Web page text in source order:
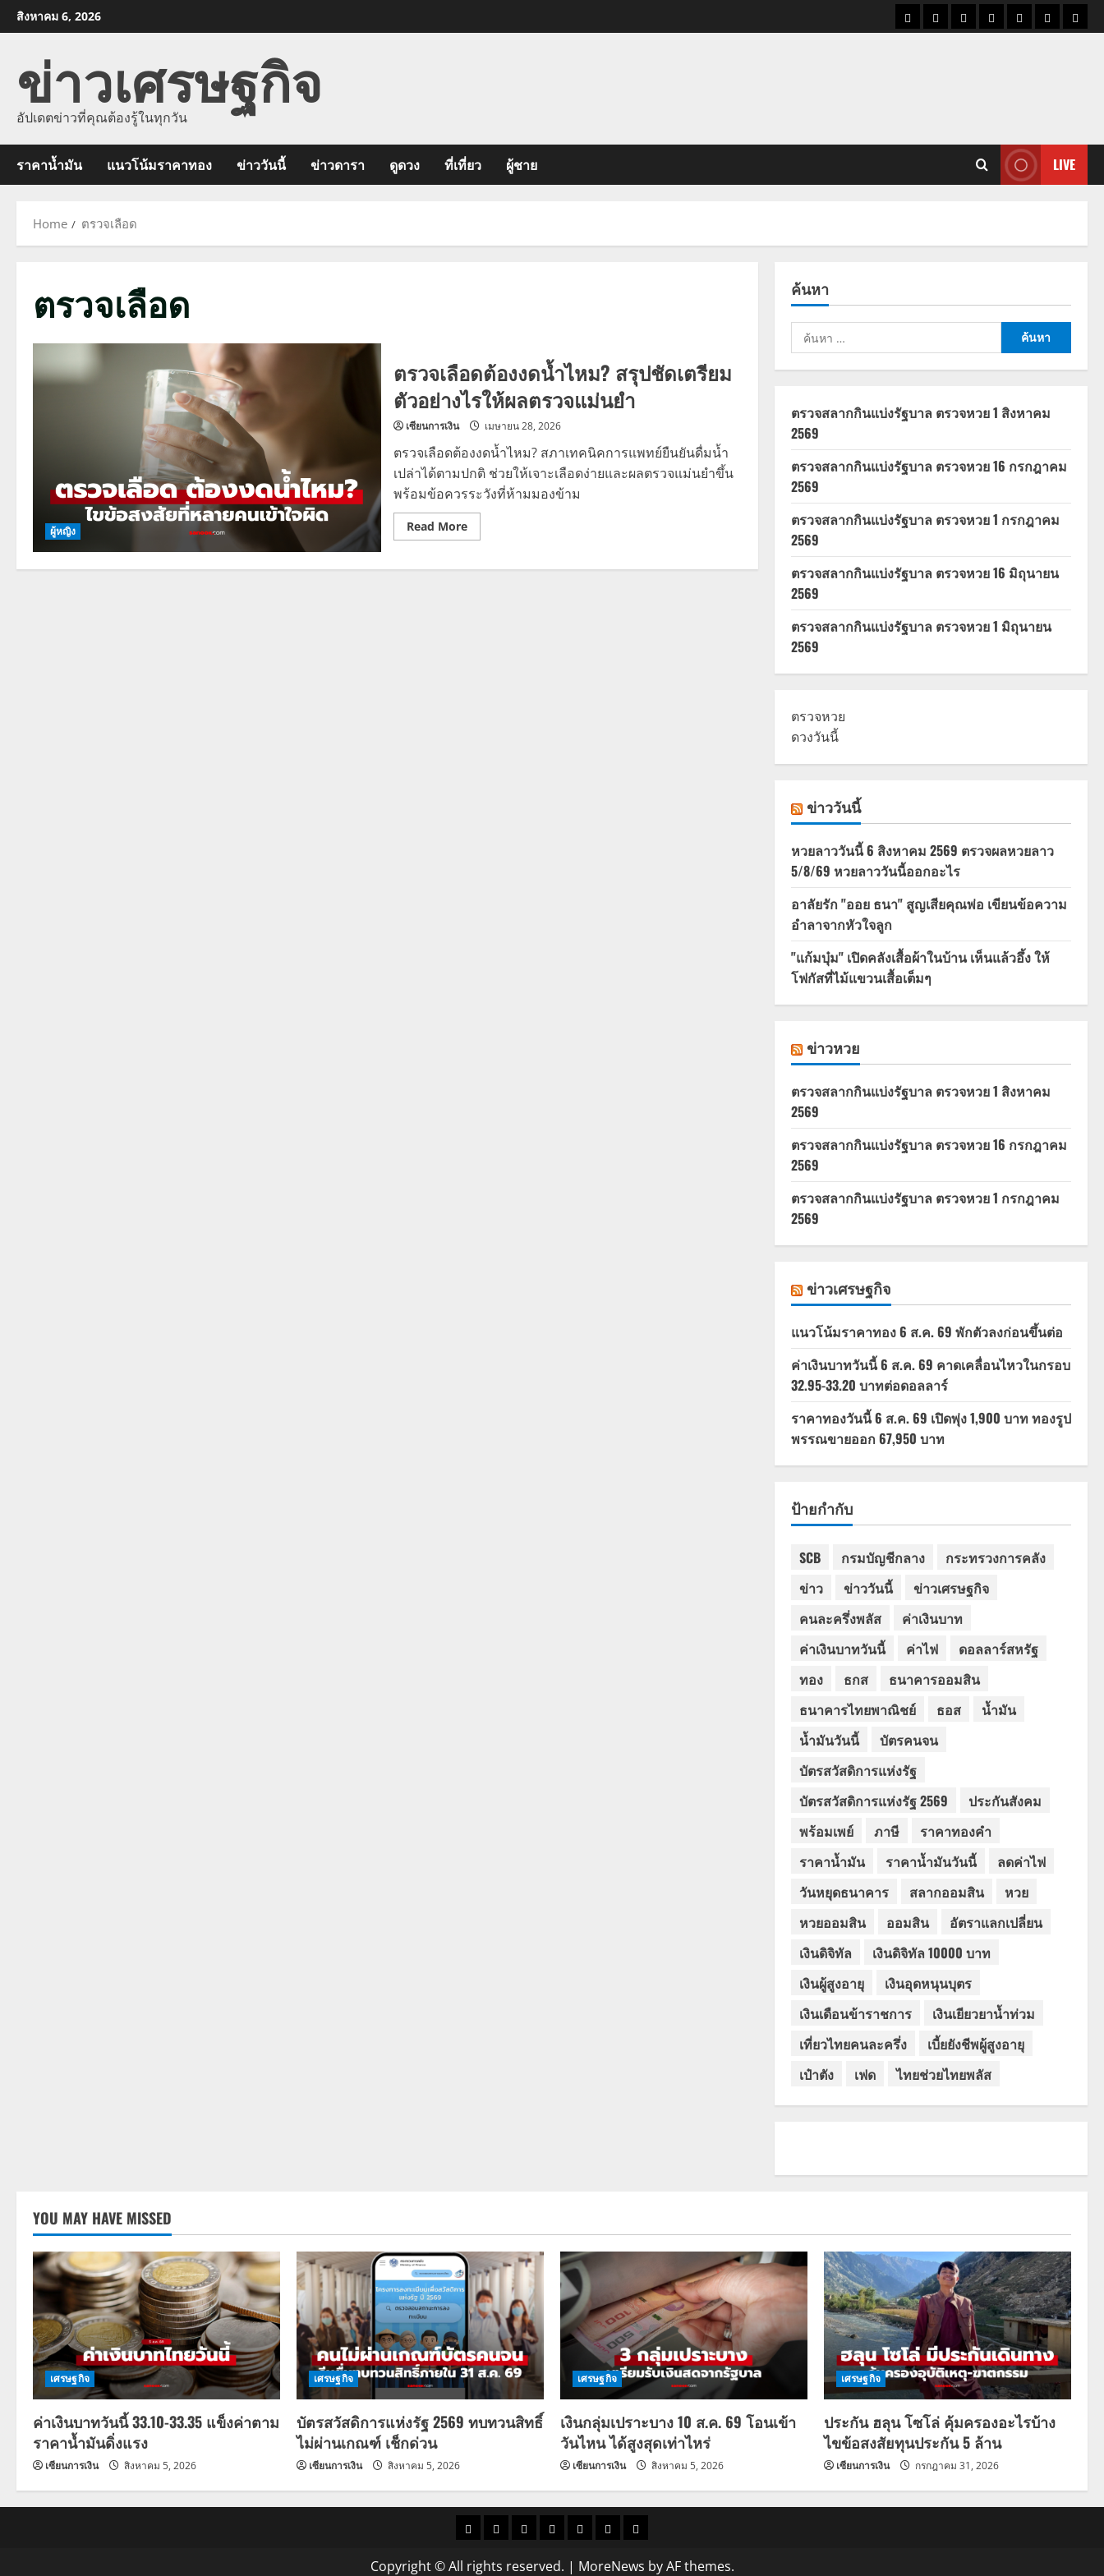
Skip
to
สิงหาคม 6, 2026
ราคาแนว
ข่าว
ข่าว
ดูด
ที่
ผู้ชา
ข่าวเศรษฐกิจ
อัปเดตข่าวที่คุณต้องรู้ในทุกวัน
ราคาน้ำมัน แนวโน้มราคาทอง ข่าววันนี้ ข่าวดารา ดูดวง ที่เที่ยว ผู้ชาย LIVE
Home ตรวจเลือด
ตรวจเลือด
ผู้หญิง
ตรวจเลือดต้องงดน้ำไหม? สรุปชัดเตรียม
ตัวอย่างไรให้ผลตรวจแม่นยำ
เซียนการเงิน เมษายน 28, 2026
ตรวจเลือดต้องงดน้ำไหม? สภาเทคนิคการแพทย์ยืนยันดื่มน้ำ
เปล่าได้ตามปกติ ช่วยให้เจาะเลือดง่ายและผลตรวจแม่นยำขึ้น
พร้อมข้อควรระวังที่ห้ามมองข้าม
Read MoreRead
more
เลือด
ค้นหา
ค้นหา
สำหรับ:
ตรวจสลากกินแบ่งรัฐบาล ตรวจหวย 1 สิงหาคม
2569
ตรวจสลากกินแบ่งรัฐบาล ตรวจหวย 16 กรกฎาคม
2569
ตรวจสลากกินแบ่งรัฐบาล ตรวจหวย 1 กรกฎาคม
2569
ตรวจสลากกินแบ่งรัฐบาล ตรวจหวย 16 มิถุนายน
2569
ตรวจสลากกินแบ่งรัฐบาล ตรวจหวย 1 มิถุนายน
2569
ตรวจหวย
ดวงวันนี้
ข่าววันนี้
หวยลาววันนี้ 6 สิงหาคม 2569 ตรวจผลหวยลาว
5/8/69 หวยลาววันนี้ออกอะไร
อาลัยรัก "ออย ธนา" สูญเสียคุณพ่อ เขียนข้อความ
อำลาจากหัวใจลูก
"แก้มบุ๋ม" เปิดคลังเสื้อผ้าในบ้าน เห็นแล้วอึ้ง ให้
โฟกัสที่ไม้แขวนเสื้อเต็มๆ
ข่าวหวย
ตรวจสลากกินแบ่งรัฐบาล ตรวจหวย 1 สิงหาคม
2569
ตรวจสลากกินแบ่งรัฐบาล ตรวจหวย 16 กรกฎาคม
2569
ตรวจสลากกินแบ่งรัฐบาล ตรวจหวย 1 กรกฎาคม
2569
ข่าวเศรษฐกิจ
แนวโน้มราคาทอง 6 ส.ค. 69 พักตัวลงก่อนขึ้นต่อ
ค่าเงินบาทวันนี้ 6 ส.ค. 69 คาดเคลื่อนไหวในกรอบ
32.95-33.20 บาทต่อดอลลาร์
ราคาทองวันนี้ 6 ส.ค. 69 เปิดพุ่ง 1,900 บาท ทองรูป
พรรณขายออก 67,950 บาท
ป้ายกำกับ
SCB กรมบัญชีกลาง
กระทรวงการคลัง
ข่าว
ข่าววันนี้
ข่าวเศรษฐกิจ
คนละครึ่งพลัส
ค่าเงินบาท
ค่าเงินบาทวันนี้
ค่าไฟ
ดอลลาร์สหรัฐ
ทอง
ธกส
ธนาคารออมสิน
ธนาคารไทยพาณิชย์
ธอส
น้ำมัน
น้ำมันวันนี้
บัตรคนจน
บัตรสวัสดิการแห่งรัฐ
บัตรสวัสดิการแห่งรัฐ 2569
ประกันสังคม
พร้อมเพย์
ภาษี
ราคาทองคำ
ราคาน้ำมัน
ราคาน้ำมันวันนี้
ลดค่าไฟ
วันหยุดธนาคาร
สลากออมสิน
หวย
หวยออมสิน
ออมสิน
อัตราแลกเปลี่ยน
เงินดิจิทัล
เงินดิจิทัล 10000 บาท
เงินผู้สูงอายุ
เงินอุดหนุนบุตร
เงินเดือนข้าราชการ
เงินเยียวยาน้ำท่วม
เที่ยวไทยคนละครึ่ง
เบี้ยยังชีพผู้สูงอายุ
เป๋าตัง
เฟด ไทยช่วยไทยพลัส
YOU MAY HAVE MISSED
เศรษฐกิจ
ค่าเงินบาทวันนี้ 33.10-33.35 แข็งค่าตาม
ราคาน้ำมันดิ่งแรง
เซียนการเงิน สิงหาคม 5, 2026
เศรษฐกิจ
บัตรสวัสดิการแห่งรัฐ 2569 ทบทวนสิทธิ์
ไม่ผ่านเกณฑ์ เช็กด่วน
เซียนการเงิน สิงหาคม 5, 2026
เศรษฐกิจ
เงินกลุ่มเปราะบาง 10 ส.ค. 69 โอนเข้า
วันไหน ได้สูงสุดเท่าไหร่
เซียนการเงิน สิงหาคม 5, 2026
เศรษฐกิจ
ประกัน ฮลุน โซโล่ คุ้มครองอะไรบ้าง
ไขข้อสงสัยทุนประกัน 5 ล้าน
เซียนการเงิน กรกฎาคม 31, 2026
ราคาแนว
ข่าว
ข่าว
ดูด
ที่
ผู้ชาย
Copyright © All rights reserved. | MoreNews by AF themes.